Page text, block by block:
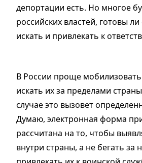
депортации есть. Но многое
российских властей, готовы
искать и привлекать к
В России проще
искать их за пределами
случае это вызовет
Думаю, электронная форма
рассчитана на то, чтобы
внутри страны, а не бегать за